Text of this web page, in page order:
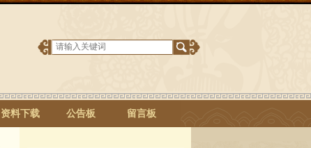
资料下载 公告板 留言板